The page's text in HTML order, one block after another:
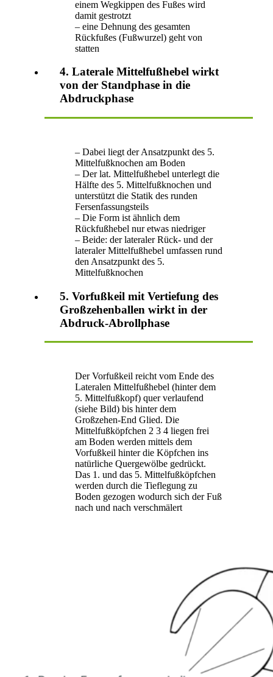
einem Wegkippen des Fußes wird
damit gestrotzt
– eine Dehnung des gesamten
Rückfußes (Fußwurzel) geht von
statten
4. Laterale Mittelfußhebel wirkt
von der Standphase in die
Abdruckphase
– Dabei liegt der Ansatzpunkt des 5.
Mittelfußknochen am Boden
– Der lat. Mittelfußhebel unterlegt die
Hälfte des 5. Mittelfußknochen und
unterstützt die Statik des runden
Fersenfassungsteils
– Die Form ist ähnlich dem
Rückfußhebel nur etwas niedriger
– Beide: der lateraler Rück- und der
lateraler Mittelfußhebel umfassen rund
den Ansatzpunkt des 5.
Mittelfußknochen
5. Vorfußkeil mit Vertiefung des
Großzehenballen wirkt in der
Abdruck-Abrollphase
Der Vorfußkeil reicht vom Ende des
Lateralen Mittelfußhebel (hinter dem
5. Mittelfußkopf) quer verlaufend
(siehe Bild) bis hinter dem
Großzehen-End Glied. Die
Mittelfußköpfchen 2 3 4 liegen frei
am Boden werden mittels dem
Vorfußkeil hinter die Köpfchen ins
natürliche Quergewölbe gedrückt.
Das 1. und das 5. Mittelfußköpfchen
werden durch die Tieflegung zu
Boden gezogen wodurch sich der Fuß
nach und nach verschmälert